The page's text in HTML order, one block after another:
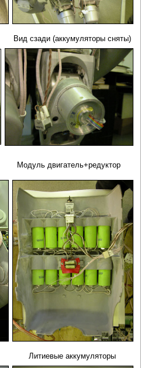
Вид сзади (аккумуляторы сняты)
Модуль двигатель+редуктор
Литиевые аккумуляторы